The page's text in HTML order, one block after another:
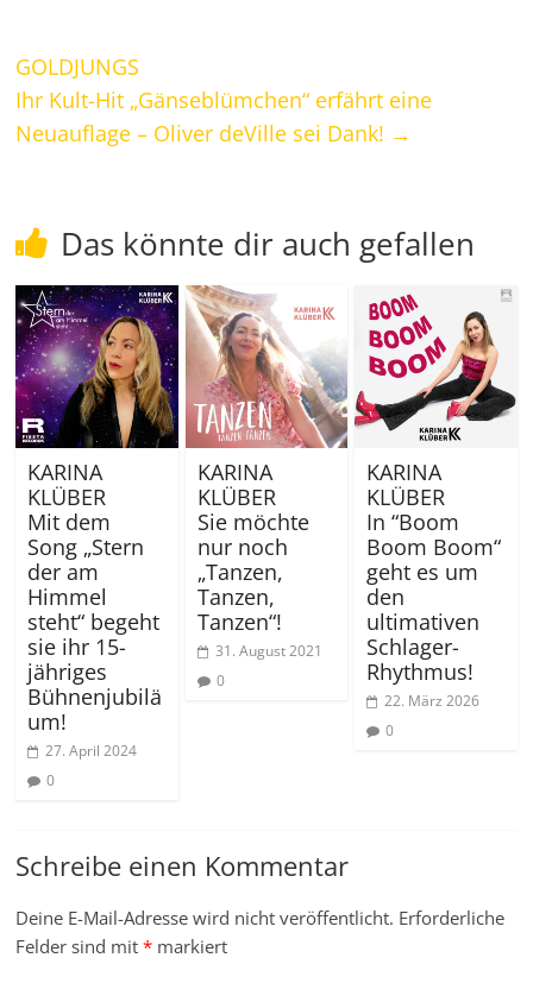
GOLDJUNGS
Ihr Kult-Hit „Gänseblümchen“ erfährt eine
Neuauflage – Oliver deVille sei Dank! →
Das könnte dir auch gefallen
KARINA
KLÜBER
Mit dem
Song „Stern
der am
Himmel
steht“ begeht
sie ihr 15-
jähriges
Bühnenjubilä
um!
27. April 2024
0
KARINA
KLÜBER
Sie möchte
nur noch
„Tanzen,
Tanzen,
Tanzen“!
31. August 2021
0
KARINA
KLÜBER
In “Boom
Boom Boom“
geht es um
den
ultimativen
Schlager-
Rhythmus!
22. März 2026
0
Schreibe einen Kommentar
Deine E-Mail-Adresse wird nicht veröffentlicht. Erforderliche
Felder sind mit* markiert